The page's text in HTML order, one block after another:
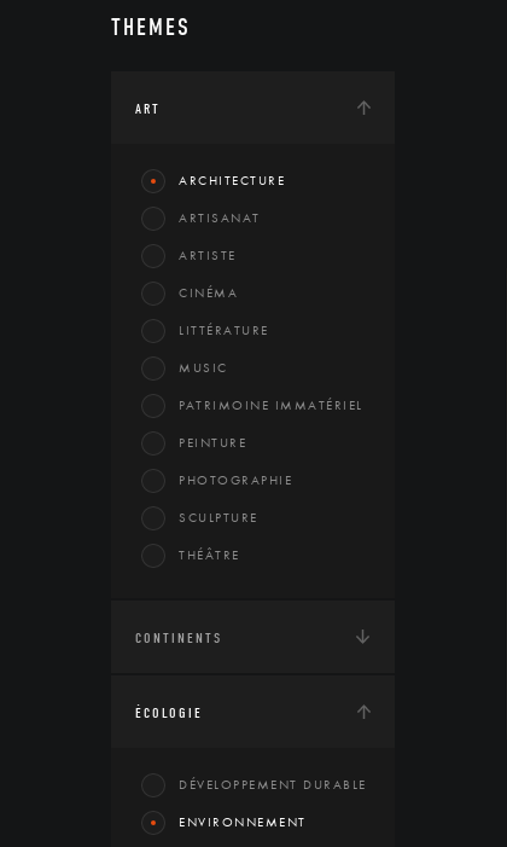
THEMES
ART
ARCHITECTURE
ARTISANAT
ARTISTE
CINÉMA
LITTÉRATURE
MUSIC
PATRIMOINE IMMATÉRIEL
PEINTURE
PHOTOGRAPHIE
SCULPTURE
THÉÂTRE
CONTINENTS
ÉCOLOGIE
DÉVELOPPEMENT DURABLE
ENVIRONNEMENT